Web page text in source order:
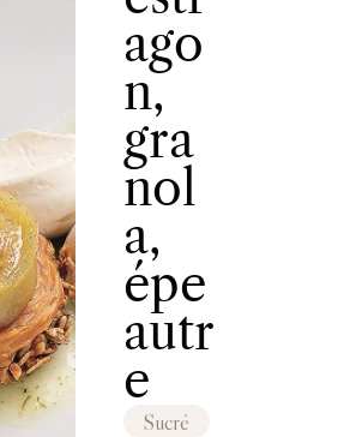
ago
n,
gra
nol
a,
épe
autr
e
Sucré